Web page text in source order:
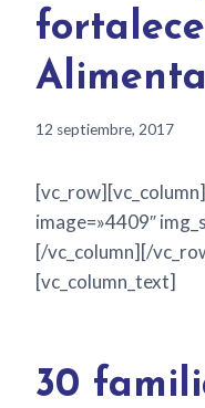
12 septiembre, 2017
image=»4409″
[/vc_column][/
[vc_column_text]
30